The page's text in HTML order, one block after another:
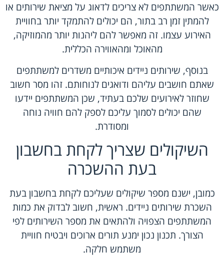
כאשר המשתתפים לא צריכים לדאוג על מציאת שירותים או
להמתין זמן רב בתור, הם יכולים להתמקד יותר בחוויית
האירוע עצמו. זה מאפשר להם ליהנות יותר מהמוזיקה,
מהאוכל ומהאווירה הכללית.
בנוסף, שירותים ניידים איכותיים משדרים למשתתפים
שאתם חושבים עליהם ודואגים לנוחותם. זהו מסר חשוב
שחוזר לאירועים שלכם בעתיד, שכן המשתתפים יידעו
שהם יכולים לסמוך עליכם לספק להם חוויה נוחה
ומסודרת.
השיקולים שצריך לקחת בחשבון
בעת ההשכרה
כמובן, ישנם מספר שיקולים שעליכם לקחת בחשבון בעת
השכרת שירותים ניידים. ראשית, חשוב לבדוק את כמות
המשתתפים הצפויה ולהתאים את מספר השירותים לפי
הצורך. תכנון נכון ימנע תורים ארוכים ויבטיח חוויית
משתמש חלקה.